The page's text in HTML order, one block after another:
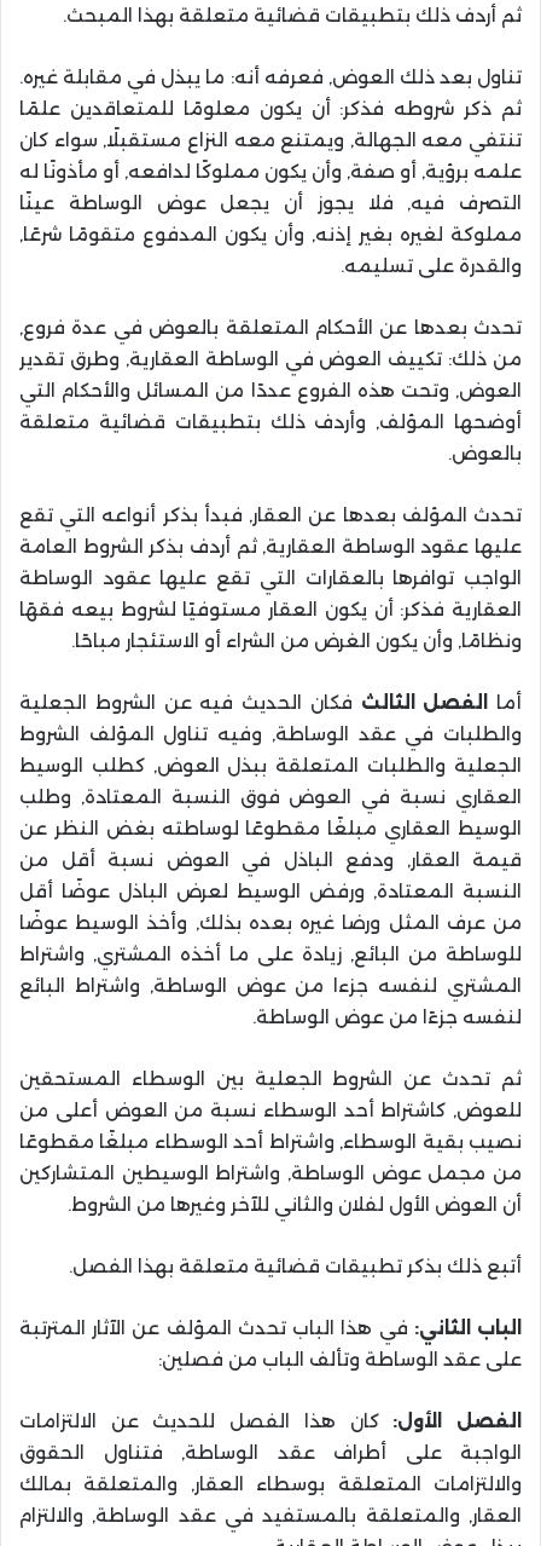
ثم أردف ذلك بتطبيقات قضائية متعلقة بهذا المبحث.
تناول بعد ذلك العوض, فعرفه أنه: ما يبذل في مقابلة غيره.
ثم ذكر شروطه فذكر: أن يكون معلومًا للمتعاقدين علمًا
تنتفي معه الجهالة, ويمتنع معه النزاع مستقبلًا, سواء كان
علمه برؤية, أو صفة, وأن يكون مملوكًا لدافعه, أو مأذونًا له
التصرف فيه, فلا يجوز أن يجعل عوض الوساطة عينًا
مملوكة لغيره بغير إذنه, وأن يكون المدفوع متقومًا شرعًا,
والقدرة على تسليمه.
تحدث بعدها عن الأحكام المتعلقة بالعوض في عدة فروع,
من ذلك: تكييف العوض في الوساطة العقارية, وطرق تقدير
العوض, وتحت هذه الفروع عددًا من المسائل والأحكام التي
أوضحها المؤلف, وأردف ذلك بتطبيقات قضائية متعلقة
بالعوض.
تحدث المؤلف بعدها عن العقار, فبدأ بذكر أنواعه التي تقع
عليها عقود الوساطة العقارية, ثم أردف بذكر الشروط العامة
الواجب توافرها بالعقارات التي تقع عليها عقود الوساطة
العقارية فذكر: أن يكون العقار مستوفيًا لشروط بيعه فقهًا
ونظامًا, وأن يكون الغرض من الشراء أو الاستئجار مباحًا.
أما الفصل الثالث فكان الحديث فيه عن الشروط الجعلية
والطلبات في عقد الوساطة, وفيه تناول المؤلف الشروط
الجعلية والطلبات المتعلقة ببذل العوض, كطلب الوسيط
العقاري نسبة في العوض فوق النسبة المعتادة, وطلب
الوسيط العقاري مبلغًا مقطوعًا لوساطته بغض النظر عن
قيمة العقار, ودفع الباذل في العوض نسبة أقل من
النسبة المعتادة, ورفض الوسيط لعرض الباذل عوضًا أقل
من عرف المثل ورضا غيره بعده بذلك, وأخذ الوسيط عوضًا
للوساطة من البائع, زيادة على ما أخذه المشتري, واشتراط
المشتري لنفسه جزءا من عوض الوساطة, واشتراط البائع
لنفسه جزءًا من عوض الوساطة.
ثم تحدث عن الشروط الجعلية بين الوسطاء المستحقين
للعوض, كاشتراط أحد الوسطاء نسبة من العوض أعلى من
نصيب بقية الوسطاء, واشتراط أحد الوسطاء مبلغًا مقطوعًا
من مجمل عوض الوساطة, واشتراط الوسيطين المتشاركين
أن العوض الأول لفلان والثاني للآخر وغيرها من الشروط.
أتبع ذلك بذكر تطبيقات قضائية متعلقة بهذا الفصل.
الباب الثاني: في هذا الباب تحدث المؤلف عن الآثار المترتبة
على عقد الوساطة وتألف الباب من فصلين:
الفصل الأول: كان هذا الفصل للحديث عن الالتزامات
الواجبة على أطراف عقد الوساطة, فتناول الحقوق
والالتزامات المتعلقة بوسطاء العقار, والمتعلقة بمالك
العقار, والمتعلقة بالمستفيد في عقد الوساطة, والالتزام